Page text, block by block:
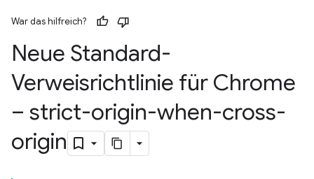
War das hilfreich?
Neue Standard-
Verweisrichtlinie für Chrome
– strict-origin-when-cross-
origin